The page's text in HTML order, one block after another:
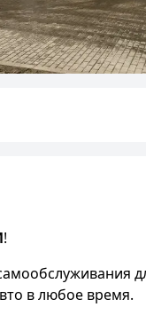
!
в любое время.